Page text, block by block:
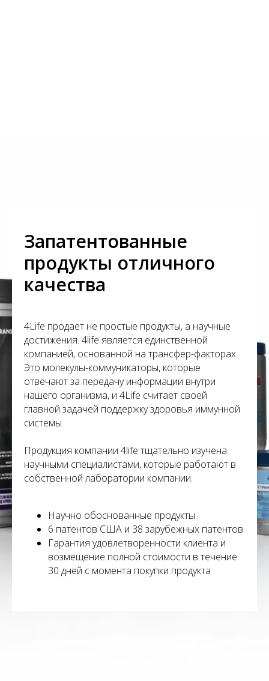
Запатентованные
продукты отличного
качества
4Life продает не простые продукты, а научные
достижения. 4life является единственной
компанией, основанной на трансфер-факторах.
Это молекулы-коммуникаторы, которые
отвечают за передачу информации внутри
нашего организма, и 4Life считает своей
главной задачей поддержку здоровья иммунной
системы.
Продукция компании 4life тщательно изучена
научными специалистами, которые работают в
собственной лаборатории компании.
Научно обоснованные продукты
6 патентов США и 38 зарубежных патентов
Гарантия удовлетворенности клиента и
возмещение полной стоимости в течение
30 дней с момента покупки продукта